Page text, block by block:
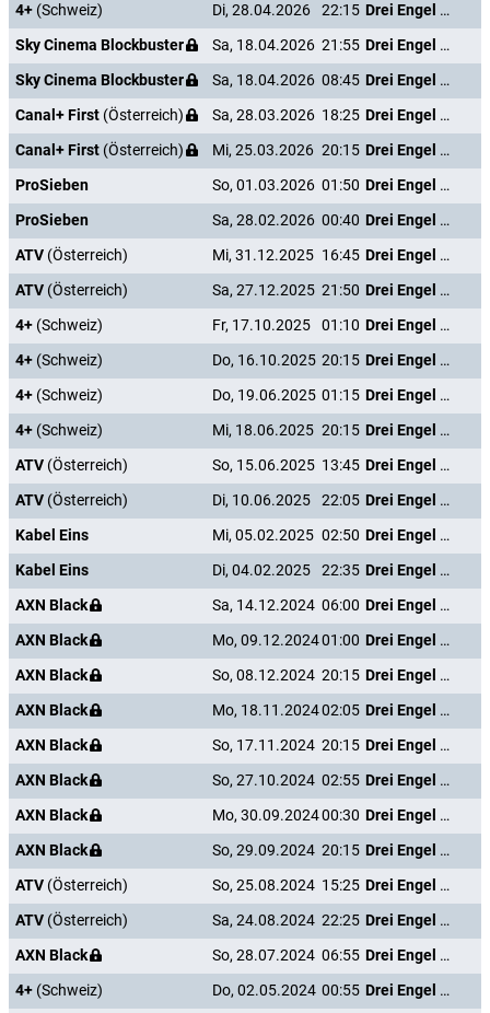
4+ (Schweiz) Di, 28.04.2026 22:15
Drei Engel für Charlie - Volle Power
Sky Cinema Blockbuster
Sa, 18.04.2026 21:55
Drei Engel für Charlie - Volle Power
Sky Cinema Blockbuster
Sa, 18.04.2026 08:45
Drei Engel für Charlie - Volle Power
Canal+ First (Österreich) Sa, 28.03.2026 18:25
Drei Engel für Charlie - Volle Power
Canal+ First (Österreich) Mi, 25.03.2026 20:15
Drei Engel für Charlie - Volle Power
ProSieben
So, 01.03.2026 01:50
Drei Engel für Charlie - Volle Power
ProSieben
Sa, 28.02.2026 00:40
Drei Engel für Charlie - Volle Power
ATV (Österreich) Mi, 31.12.2025 16:45
Drei Engel für Charlie - Volle Power
ATV (Österreich) Sa, 27.12.2025 21:50
Drei Engel für Charlie - Volle Power
4+ (Schweiz) Fr, 17.10.2025 01:10
Drei Engel für Charlie - Volle Power
4+ (Schweiz) Do, 16.10.2025 20:15
Drei Engel für Charlie - Volle Power
4+ (Schweiz) Do, 19.06.2025 01:15
Drei Engel für Charlie - Volle Power
4+ (Schweiz) Mi, 18.06.2025 20:15
Drei Engel für Charlie - Volle Power
ATV (Österreich) So, 15.06.2025 13:45
Drei Engel für Charlie - Volle Power
ATV (Österreich) Di, 10.06.2025 22:05
Drei Engel für Charlie - Volle Power
Kabel Eins
Mi, 05.02.2025 02:50
Drei Engel für Charlie - Volle Power
Kabel Eins
Di, 04.02.2025 22:35
Drei Engel für Charlie - Volle Power
AXN Black
Sa, 14.12.2024 06:00
Drei Engel für Charlie - Volle Power
AXN Black
Mo, 09.12.202401:00
Drei Engel für Charlie - Volle Power
AXN Black
So, 08.12.2024 20:15
Drei Engel für Charlie - Volle Power
AXN Black
Mo, 18.11.202402:05
Drei Engel für Charlie - Volle Power
AXN Black
So, 17.11.2024 20:15
Drei Engel für Charlie - Volle Power
AXN Black
So, 27.10.2024 02:55
Drei Engel für Charlie - Volle Power
AXN Black
Mo, 30.09.202400:30
Drei Engel für Charlie - Volle Power
AXN Black
So, 29.09.2024 20:15
Drei Engel für Charlie - Volle Power
ATV (Österreich) So, 25.08.2024 15:25
Drei Engel für Charlie - Volle Power
ATV (Österreich) Sa, 24.08.2024 22:25
Drei Engel für Charlie - Volle Power
AXN Black
So, 28.07.2024 06:55
Drei Engel für Charlie - Volle Power
4+ (Schweiz) Do, 02.05.2024 00:55
Drei Engel für Charlie - Volle Power